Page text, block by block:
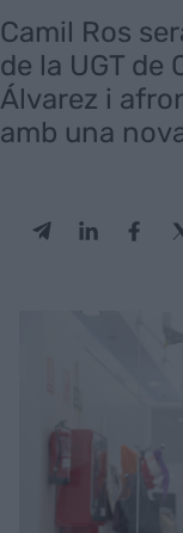
Camil Ros
de la UGT de
Álvarez i
amb una